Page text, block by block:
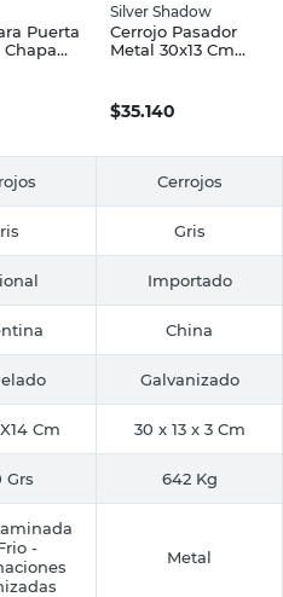
Puerta
Chapa
Prive
Silver Shadow
Cerrojo Pasador
Metal 30x13 Cm
$35.140
Cerrojos
Gris
Importado
China
Galvanizado
Cm 30 x 13 x 3 Cm
Grs 642 Kg
-
Metal